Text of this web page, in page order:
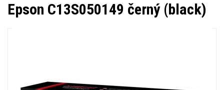
Epson C13S050149 černý (black)